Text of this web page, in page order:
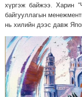
ТОЙРОНД
ЕРӨНХИЙЛӨГЧИЙН
ЭРГЭН
ТОЙРОНД
29
ДҮГЭЭР
СУРГУУЛИЙН
хүргэж байжээ. Харин
байгууллагын
нь хилийн дээс давж